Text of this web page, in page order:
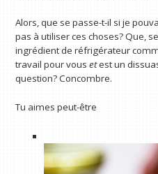
Alors, que se passe-t-il si je
pas à utiliser ces choses? Que,
ingrédient de réfrigérateur
travail pour vousetest un
question? Concombre.
Tu aimes peut-être